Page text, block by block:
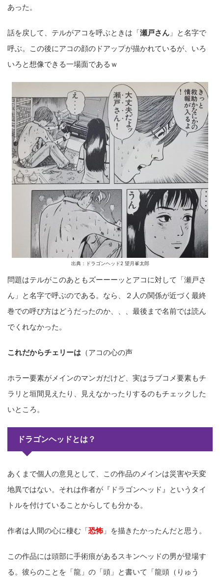
あった。
話を戻して、テルがアコを呼ぶときは「瀬戸さん 」と名字で
呼ぶ。この後にアコの顔のドアップが描かれているが、いろ
いろと想像できる一場面であるｗ
出典：ドラゴンヘッド2 望月峯太郎
問題はテルがこのあともズーーーッとアコに対して「瀬戸さ
ん」と名字で呼ぶのである。なら、２人の関係が近づく最終
巻での呼び方はどうだったのか、、、最後まで名前では読ん
でくれなかった。
これだからチェリーは （アコの心の声
ホラー要素がメインのマンガだけど、実はラブコメ要素もチ
ラリと垣間見えたり、見えなかったりするのもチェックした
いところ。
ドラゴンヘッドとは？
あくまで個人の意見として、この作品のメインは災害や天変
地異ではない。それは作者が『ドラゴンヘッド』というタイ
トルを付けていることからしても分かる。
作者は人間の心に棲む「恐怖 」を描きたかったんだと思う。
この作品には頭部に手術痕があるスキンヘッドの男が登場す
る。彼らのことを「龍」の「頭」と書いて「龍頭（りゅう